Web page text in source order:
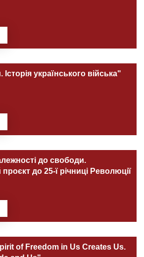
українського війська"
до свободи.
до 25-ї річниці Революції
of Freedom in Us Creates Us.